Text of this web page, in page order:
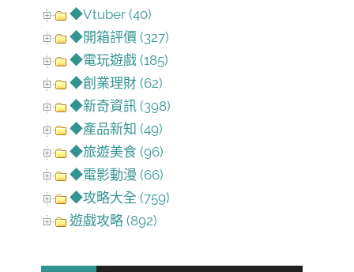
◆Vtuber (40)
◆開箱評價 (327)
◆電玩遊戲 (185)
◆創業理財 (62)
◆新奇資訊 (398)
◆產品新知 (49)
◆旅遊美食 (96)
◆電影動漫 (66)
◆攻略大全 (759)
遊戲攻略 (892)